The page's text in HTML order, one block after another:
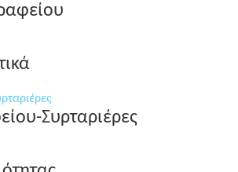
Συρταριέρες